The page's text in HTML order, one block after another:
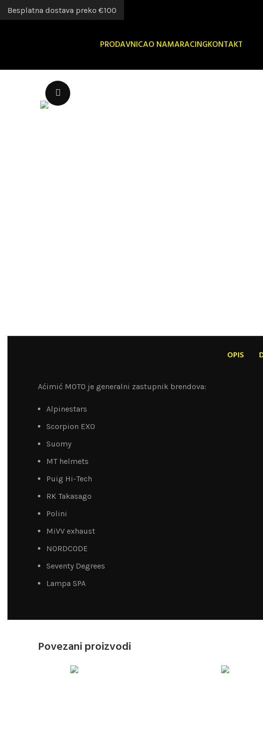
PRODAVNICAO NAMARACINGKONTAKT
OPIS
Aćimić MOTO je generalni zastupnik brendova:
Alpinestars
Scorpion EXO
Suomy
MT helmets
Puig Hi-Tech
RK Takasago
Polini
MiVV exhaust
NORDCODE
Seventy Degrees
Lampa SPA
Povezani proizvodi
Besplatna dostava preko €100